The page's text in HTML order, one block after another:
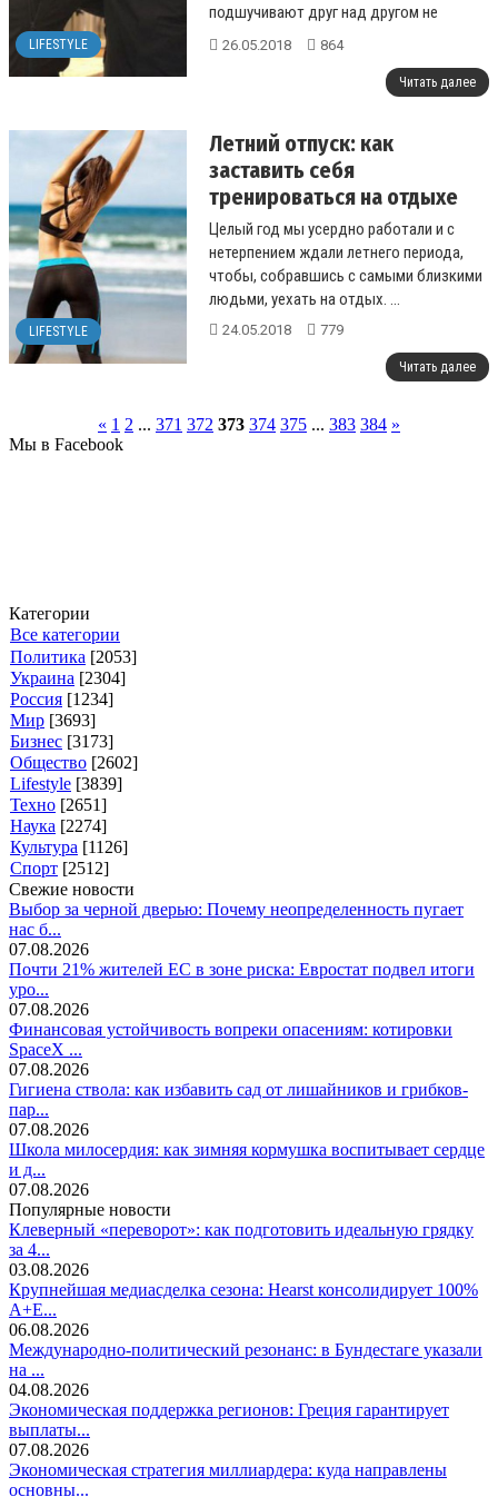
LIFESTYLE
подшучивают друг над другом не
только в социальных сетях, но и в
26.05.2018 864
Читать далее
LIFESTYLE
Летний отпуск: как
заставить себя
тренироваться на отдыхе
Целый год мы усердно работали и с
нетерпением ждали летнего периода,
чтобы, собравшись c самыми близкими
людьми, уехать на отдых. ...
24.05.2018 779
Читать далее
« 1 2 ... 371 372 373 374 375 ... 383 384 »
Мы в Facebook
Категории
Все категории
Политика [2053]
Украина [2304]
Россия [1234]
Мир [3693]
Бизнес [3173]
Общество [2602]
Lifestyle [3839]
Техно [2651]
Наука [2274]
Культура [1126]
Спорт [2512]
Свежие новости
Выбор за черной дверью: Почему неопределенность пугает
нас б...
07.08.2026
Почти 21% жителей ЕС в зоне риска: Евростат подвел итоги
уро...
07.08.2026
Финансовая устойчивость вопреки опасениям: котировки
SpaceX ...
07.08.2026
Гигиена ствола: как избавить сад от лишайников и грибков-
пар...
07.08.2026
Школа милосердия: как зимняя кормушка воспитывает сердце
и д...
07.08.2026
Популярные новости
Клеверный «переворот»: как подготовить идеальную грядку
за 4...
03.08.2026
Крупнейшая медиасделка сезона: Hearst консолидирует 100%
A+E...
06.08.2026
Международно-политический резонанс: в Бундестаге указали
на ...
04.08.2026
Экономическая поддержка регионов: Греция гарантирует
выплаты...
07.08.2026
Экономическая стратегия миллиардера: куда направлены
основны...